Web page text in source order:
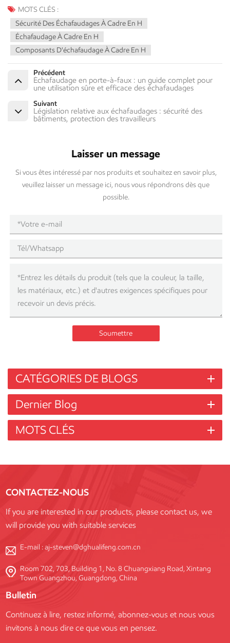
MOTS CLÉS :
Sécurité Des Échafaudages À Cadre En H
Échafaudage À Cadre En H
Composants D'échafaudage À Cadre En H
Précédent
Échafaudage en porte-à-faux : un guide complet pour
une utilisation sûre et efficace des échafaudages
Suivant
Législation relative aux échafaudages : sécurité des
bâtiments, protection des travailleurs
Laisser un message
Si vous êtes intéressé par nos produits et souhaitez en savoir plus,
veuillez laisser un message ici, nous vous répondrons dès que
possible.
Soumettre
CATÉGORIES DE BLOGS
Dernier Blog
MOTS CLÉS
CONTACTEZ-NOUS
If you are interested in our products, please contact us, we
will provide you with suitable services
E-mail :aj-steven@dghualifeng.com.cn
Room 702, 703, Building 1, No. 8 Chuangxiang Road, Xintang
Town Guangzhou, Guangdong, China
Bulletin
Continuez à lire, restez informé, abonnez-vous et nous vous
invitons à nous dire ce que vous en pensez.